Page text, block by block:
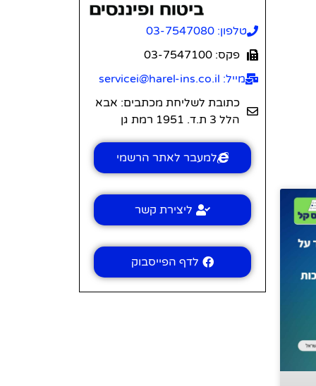
טלפון: 03-7547080
פקס: 03-7547100
מייל: servicei@harel-ins.co.il
כתובת לשליחת מכתבים: אבא
הלל 3 ת.ד. 1951 רמת גן
למעבר לאתר הרשמי
ליצירת קשר
לדף הפייסבוק